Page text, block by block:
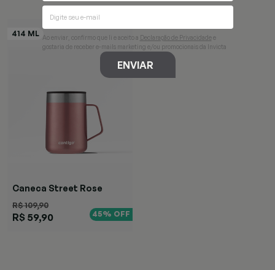
Caneca Street Rose
R$ 109,90
R$ 59,90 45% OFF
Ao enviar, confirmo que li e aceito a Declaração de Privacidadee
gostaria de receber e-mails marketing e/ou promocionais da Invicta
ENVIAR